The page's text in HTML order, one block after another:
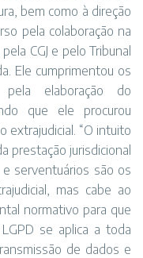
bem como à direção
pela colaboração na
CGJ e pelo Tribunal
Ele cumprimentou os
pela elaboração do
que ele procurou
extrajudicial. “O intuito
prestação jurisdicional
serventuários são os
mas cabe ao
normativo para que
se aplica a toda
de dados e